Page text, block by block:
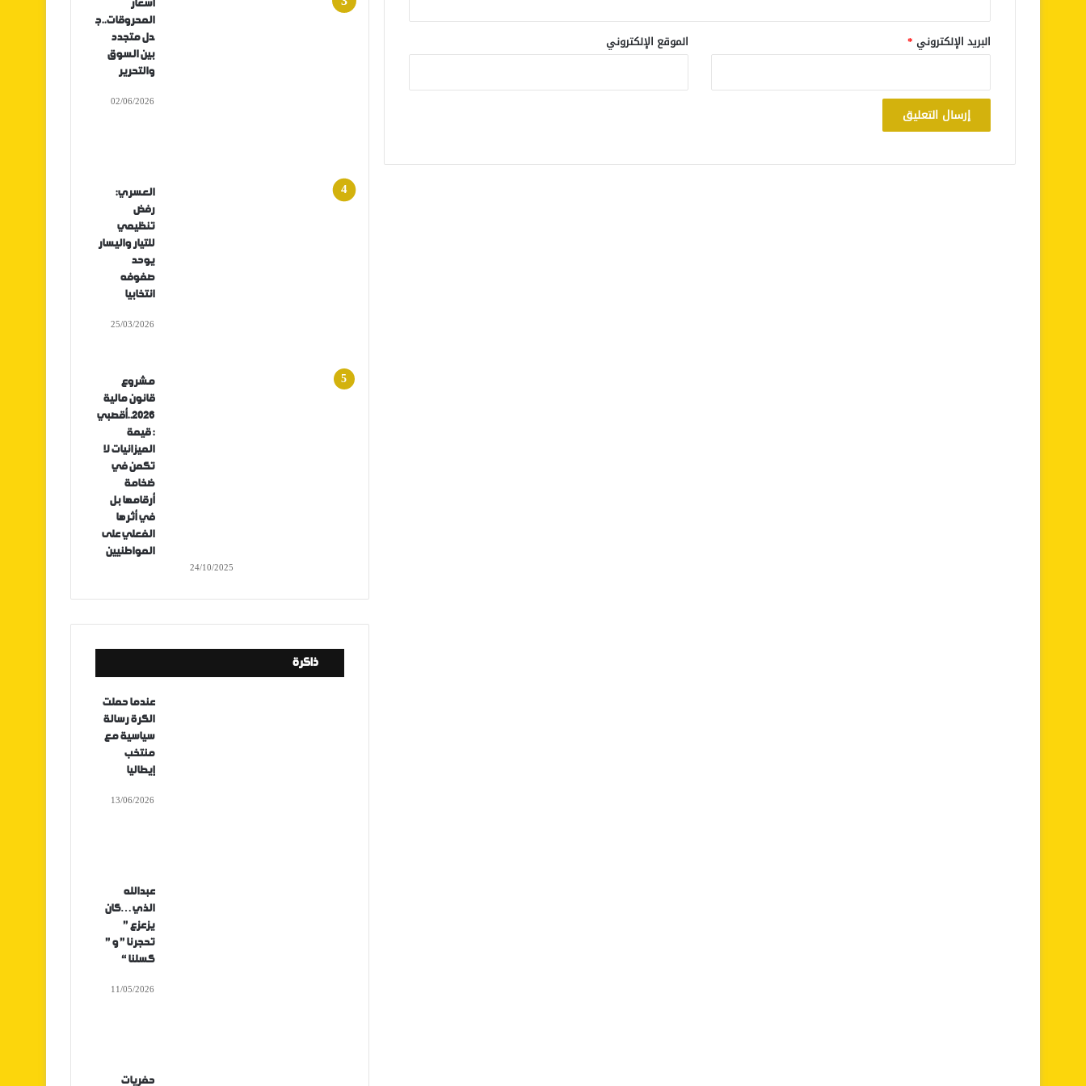
البريد الإلكتروني * الموقع الإلكتروني
أسعار
المحروقات..ج
دل متجدد
بين السوق
والتحرير
02/06/2026
العسري:
رفض
تنظيمي
للتيار واليسار
يوحد
صفوفه
انتخابيا
25/03/2026
مشروع
قانون مالية
2026..أقصبي
: قيمة
الميزانيات لا
تكمن في
ضخامة
أرقامها بل
في أثرها
الفعلي على
المواطنيين
24/10/2025
ذاكرة
عندما حملت
الكرة رسالة
سياسية مع
منتخب
إيطاليا
13/06/2026
عبدالله
الذي…كان
يزعزع ”
تحجرنا ” و ”
كسلنا “
11/05/2026
حفريات